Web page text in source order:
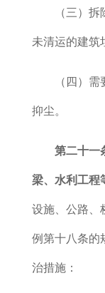
（三）
未清运的建筑
（四）
抑尘。
第二十一
梁、水利工程
设施、公路、
例第十八条的
治措施：